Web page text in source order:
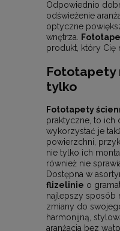
Odpowiednio
odświeżenie
optyczne
wnętrza.
produkt, który Cię
Fototapety
tylko
Fototapety
praktyczne, to ich
wykorzystać je
powierzchni,
nie tylko ich
również nie
Dostępna w
flizelinie o
najlepszy sposób
zmiany do
harmonijną,
aranżacja bez